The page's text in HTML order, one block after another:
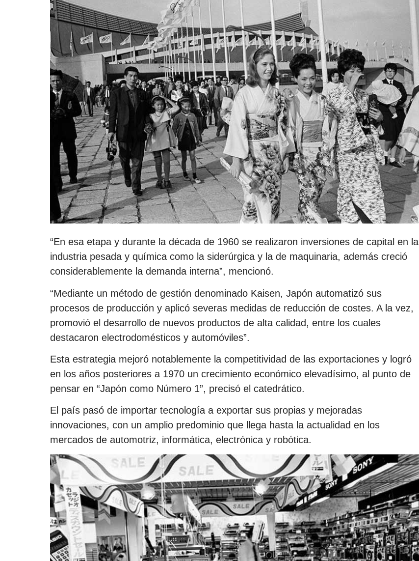
“En esa etapa y durante la década de 1960 se realizaron inversiones de capital en la
industria pesada y química como la siderúrgica y la de maquinaria, además creció
considerablemente la demanda interna”, mencionó.
“Mediante un método de gestión denominado Kaisen, Japón automatizó sus
procesos de producción y aplicó severas medidas de reducción de costes. A la vez,
promovió el desarrollo de nuevos productos de alta calidad, entre los cuales
destacaron electrodomésticos y automóviles”.
Esta estrategia mejoró notablemente la competitividad de las exportaciones y logró
en los años posteriores a 1970 un crecimiento económico elevadísimo, al punto de
pensar en “Japón como Número 1”, precisó el catedrático.
El país pasó de importar tecnología a exportar sus propias y mejoradas
innovaciones, con un amplio predominio que llega hasta la actualidad en los
mercados de automotriz, informática, electrónica y robótica.